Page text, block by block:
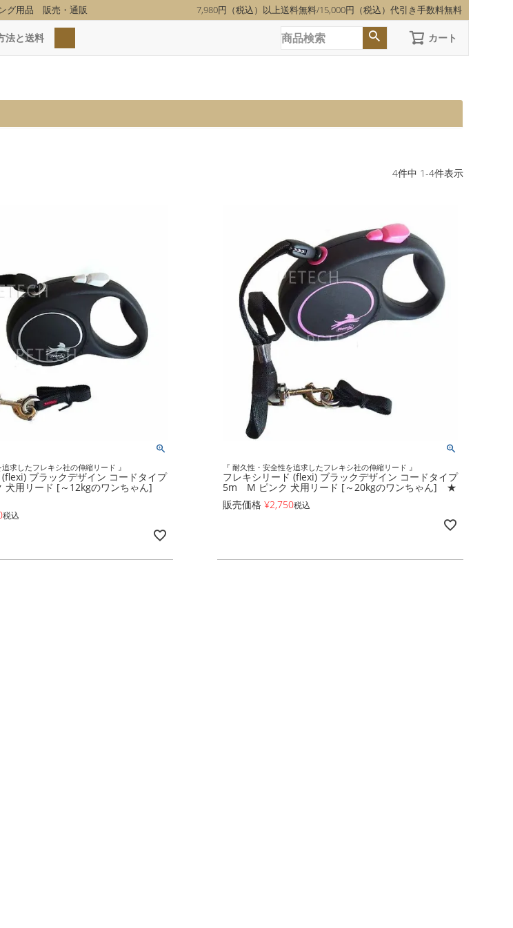
グ用品 販売・通販 7,980円（税込）以上送料無料/15,000円（税込）代引き手数料無料
法と送料
検索 カート
4件中 1-4件表示
追求したフレキシ社の伸縮リード 』
ブラックデザイン コードタイプ
用リード [～12kgのワンちゃん]
税込
『 耐久性・安全性を追求したフレキシ社の伸縮リード 』
フレキシリード (flexi) ブラックデザイン コードタイプ
5m M ピンク 犬用リード [～20kgのワンちゃん] ★
販売価格 ¥2,750税込